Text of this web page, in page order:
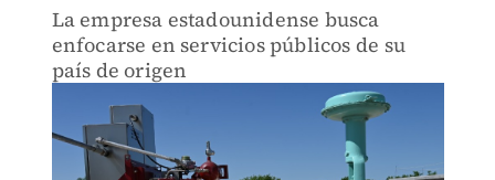
La empresa estadounidense busca
enfocarse en servicios públicos de su
país de origen